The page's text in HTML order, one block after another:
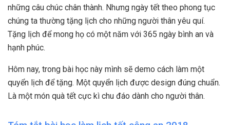
những câu chúc chân thành. Nhưng ngày tết theo phong tục
chúng ta thường tặng lịch cho những người thân yêu quí.
Tặng lịch để mong họ có một năm với 365 ngày bình an và
hạnh phúc.
Hôm nay, trong bài học này mình sẽ demo cách làm một
quyển lịch để tặng. Một quyển lịch được design đúng chuẩn.
Là một món quà tết cực kì chu đáo dành cho người thân.